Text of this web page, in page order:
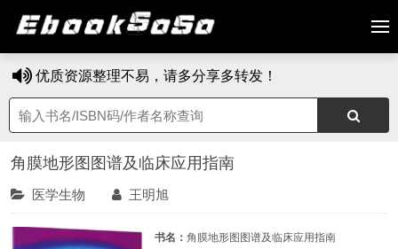
优质资源整理不易，请多分享多转发！
角膜地形图图谱及临床应用指南
医学生物 王明旭
书名： 角膜地形图图谱及临床应用指南